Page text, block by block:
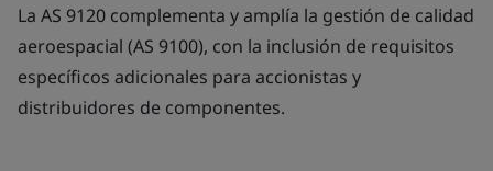
La AS 9120 complementa y amplía la gestión de calidad
aeroespacial (AS 9100), con la inclusión de requisitos
específicos adicionales para accionistas y
distribuidores de componentes.